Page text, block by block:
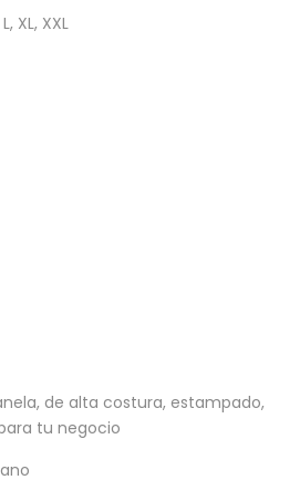
XL, XXL
de alta costura, estampado,
tu negocio